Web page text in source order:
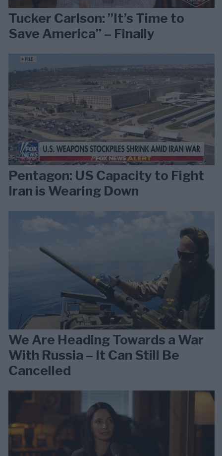
Tucker Carlson: ”It’s Time to
Save America” – Finally
Pentagon: US Capacity to Fight
Iran is Wearing Down
We Are Heading Towards a War
With Russia – It Can Still Be
Cancelled